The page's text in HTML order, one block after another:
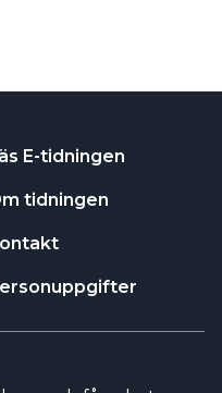
E-tidningen
tidningen